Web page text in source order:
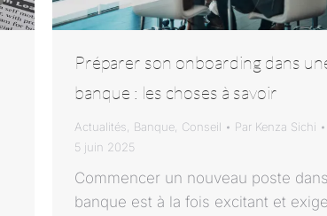
Préparer son onboarding dans
banque : les choses à savoir
Actualités Banque Conseil Par Kenza Sichi
5 juin 2025
Commencer un nouveau poste
banque est à la fois excitant et